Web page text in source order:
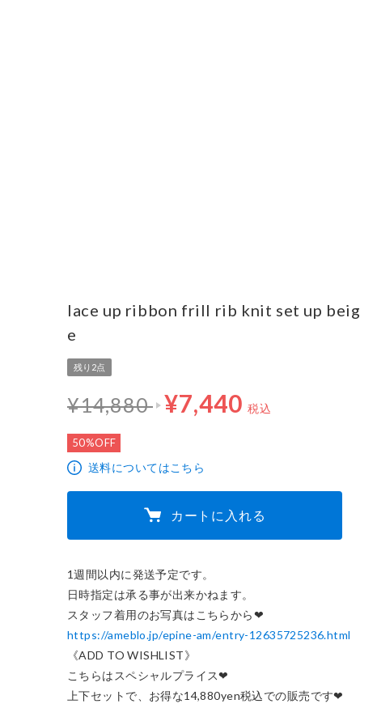
lace up ribbon frill rib knit set up beig
e
残り2点
¥14,880 ¥7,440税込
7,440円
50%OFF
送料についてはこちら
カートに入れる
1週間以内に発送予定です。
日時指定は承る事が出来かねます。
https://ameblo.jp/epine-am/entry-12635725236.html
《ADD TO WISHLIST》
こちらはスペシャルプライス❤︎
上下セットで、お得な14,880yen税込での販売です❤︎